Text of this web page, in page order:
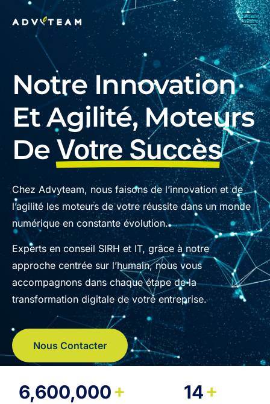
Notre Innovation
Et Agilité, Moteurs
De Votre Succès
Chez Advyteam, nous faisons de l’innovation et de
l’agilité les moteurs de votre réussite dans un monde
numérique en constante évolution.
Experts en conseil SIRH et IT, grâce à notre
approche centrée sur l’humain, nous vous
accompagnons dans chaque étape de la
transformation digitale de votre entreprise.
Nous Contacter
6,600,000+ 14+